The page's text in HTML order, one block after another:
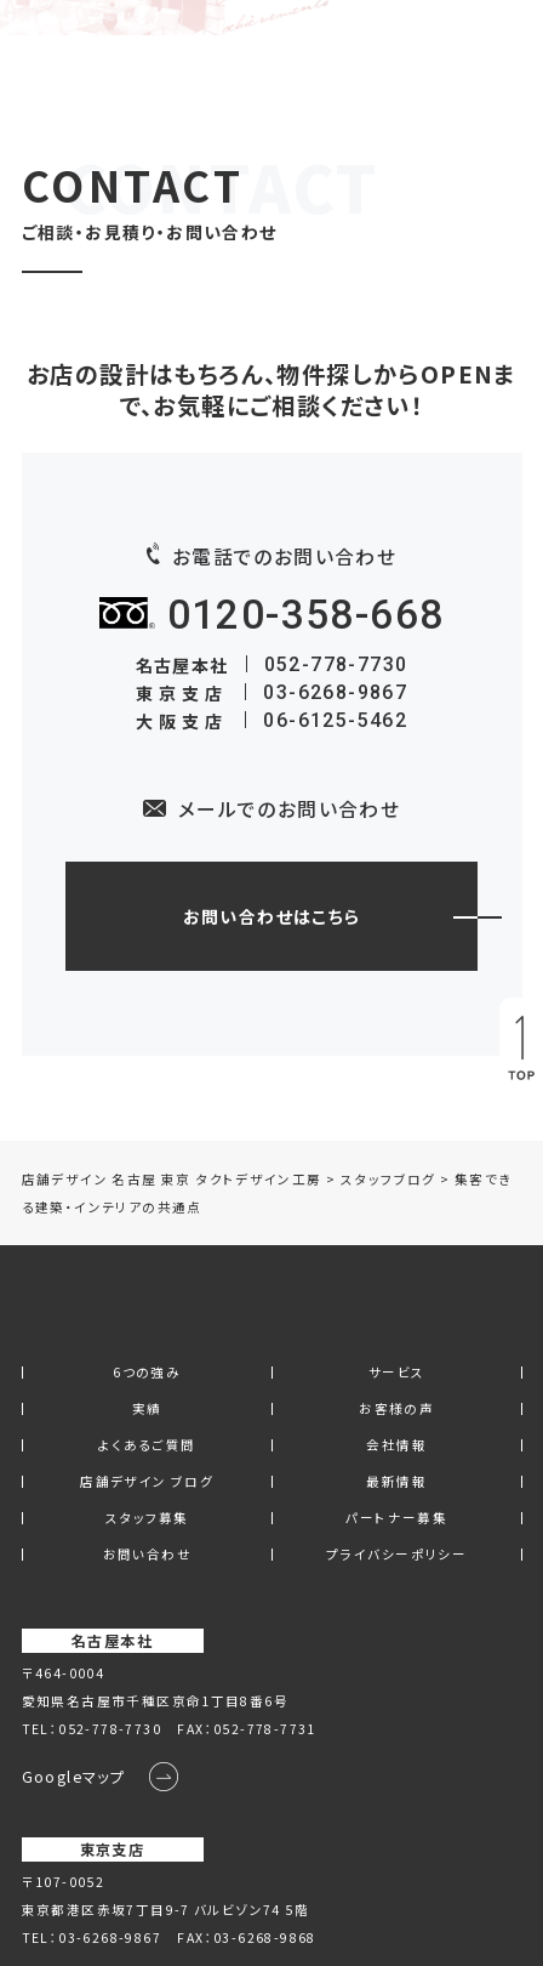
CONTACT
ご相談・お見積り・お問い合わせ
お店の設計はもちろん、物件探しからOPENま
で、お気軽にご相談ください！
お電話でのお問い合わせ
0120-358-668
名古屋本社 052-778-7730
東京支店 03-6268-9867
大阪支店 06-6125-5462
メールでのお問い合わせ
お問い合わせはこちら
店舗デザイン 名古屋 東京 タクトデザイン工房 > スタッフブログ > 集客でき
る建築・インテリアの共通点
6つの強み
サービス
実績
お客様の声
よくあるご質問
会社情報
店舗デザイン ブログ
最新情報
スタッフ募集
パートナー募集
お問い合わせ
プライバシーポリシー
名古屋本社
〒464-0004
愛知県名古屋市千種区京命1丁⽬8番6号
TEL： 052-778-7730 FAX：052-778-7731
Googleマップ
東京支店
〒107-0052
東京都港区赤坂7丁目9-7 バルビゾン74 5階
TEL： 03-6268-9867 FAX：03-6268-9868